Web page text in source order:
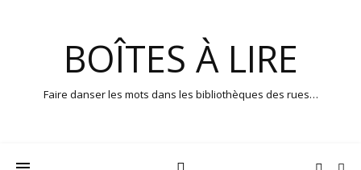
BOÎTES À LIRE
Faire danser les mots dans les bibliothèques des rues…